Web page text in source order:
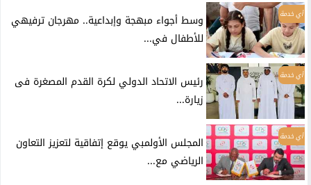
أي خدمة
وسط أجواء مبهجة وإبداعية.. مهرجان ترفيهي
للأطفال في...
أي خدمة
رئيس الاتحاد الدولي لكرة القدم المصغرة فى
زيارة...
أي خدمة
المجلس الأولمبي يوقع إتفاقية لتعزيز التعاون
الرياضي مع...